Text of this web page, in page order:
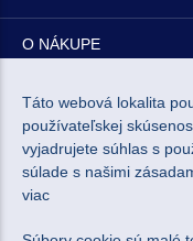
O NÁKUPE
O NÁS
NEWSLETTER
Táto webová lokalita
používateľskej
vyjadrujete súhlas s
súlade s našimi
viac